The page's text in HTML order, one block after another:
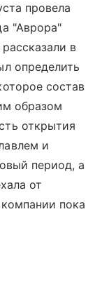
провела
"Аврора"
в
определить
состав
образом
открытия
и
период, а
от
пока